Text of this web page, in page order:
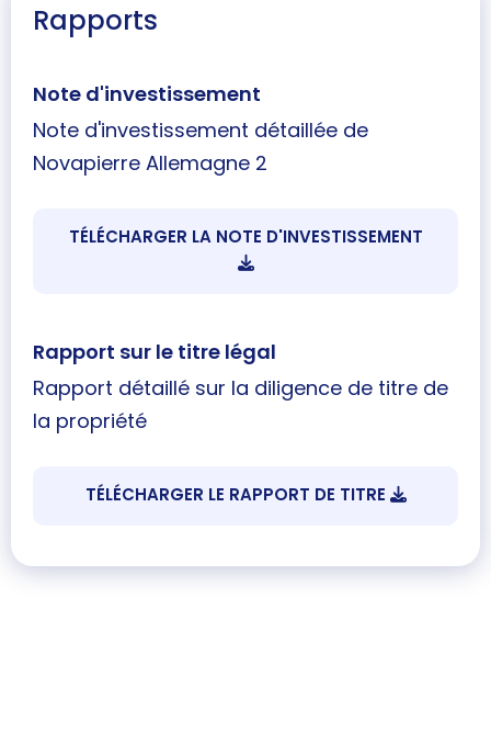
Rapports
Note d'investissement
Note d'investissement détaillée de
Novapierre Allemagne 2
TÉLÉCHARGER LA NOTE D'INVESTISSEMENT
Rapport sur le titre légal
Rapport détaillé sur la diligence de titre de
la propriété
TÉLÉCHARGER LE RAPPORT DE TITRE